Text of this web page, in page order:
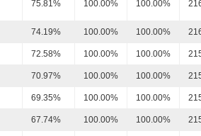
75.81% 100.00% 100.00%
74.19% 100.00% 100.00%
72.58% 100.00% 100.00%
70.97% 100.00% 100.00%
69.35% 100.00% 100.00%
67.74% 100.00% 100.00%